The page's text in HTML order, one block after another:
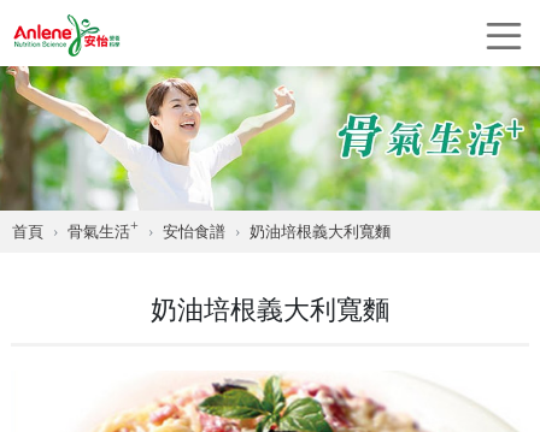
首頁 骨氣生活+ 安怡食譜 奶油培根義大利寬麵
奶油培根義大利寬麵